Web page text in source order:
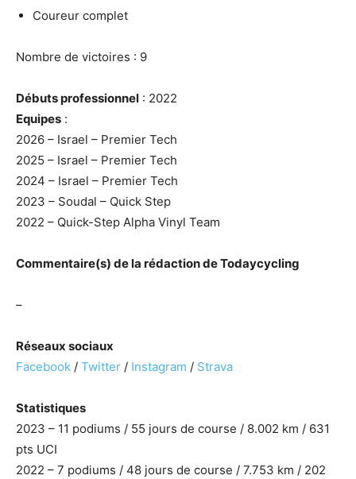
Coureur complet
Nombre de victoires : 9
Débuts professionnel : 2022
Equipes :
2026 – Israel – Premier Tech
2025 – Israel – Premier Tech
2024 – Israel – Premier Tech
2023 – Soudal – Quick Step
2022 – Quick-Step Alpha Vinyl Team
Commentaire(s) de la rédaction de Todaycycling
–
Réseaux sociaux
Facebook / Twitter / Instagram / Strava
Statistiques
2023 – 11 podiums / 55 jours de course / 8.002 km / 631
pts UCI
2022 – 7 podiums / 48 jours de course / 7.753 km / 202